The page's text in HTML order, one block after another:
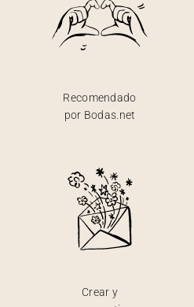
Recomendado
por Bodas.net
Crear y